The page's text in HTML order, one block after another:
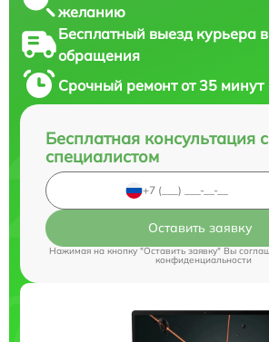
желанию
Бесплатный выезд курьера
обращения
Срочный ремонт от 35 минут
Бесплатная консультация
специалистом
Оставить заявку
Нажимая на кнопку "Оставить заявку" Вы
конфиденциальности